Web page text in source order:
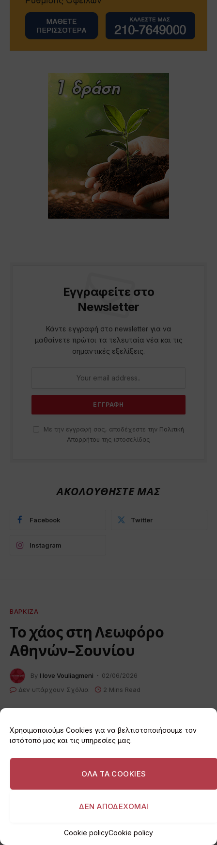
Χρησιμοποιούμε Cookies για να βελτιστοποιήσουμε τον
ιστότοπό μας και τις υπηρεσίες μας.
ΟΛΑ ΤΑ COOKIES
ΔΕΝ ΑΠΟΔΕΧΟΜΑΙ
Cookie policyCookie policy
Εγγραφείτε στο
Newsletter
Κάντε εγγραφή στο newsletter για να
μαθαίνετε πρώτοι τα τελευταία νέα και τις
σημαντικές εξελίξεις.
Με την εγγραφή σας, αποδέχεστε την Πολιτική
Απορρήτου της ιστοσελίδας
ΑΚΟΛΟΥΘΗΣΤΕ ΜΑΣ
Facebook Twitter
Instagram
ΒΆΡΚΙΖΑ
Το χάος στη Λεωφόρο
Αθηνών-Σουνίου
By I love Vouliagmeni
02/06/2026
Δεν υπάρχουν Σχόλια
2 Mins Read
Για ακόμα ένα βράδυ, η Λεωφόρος